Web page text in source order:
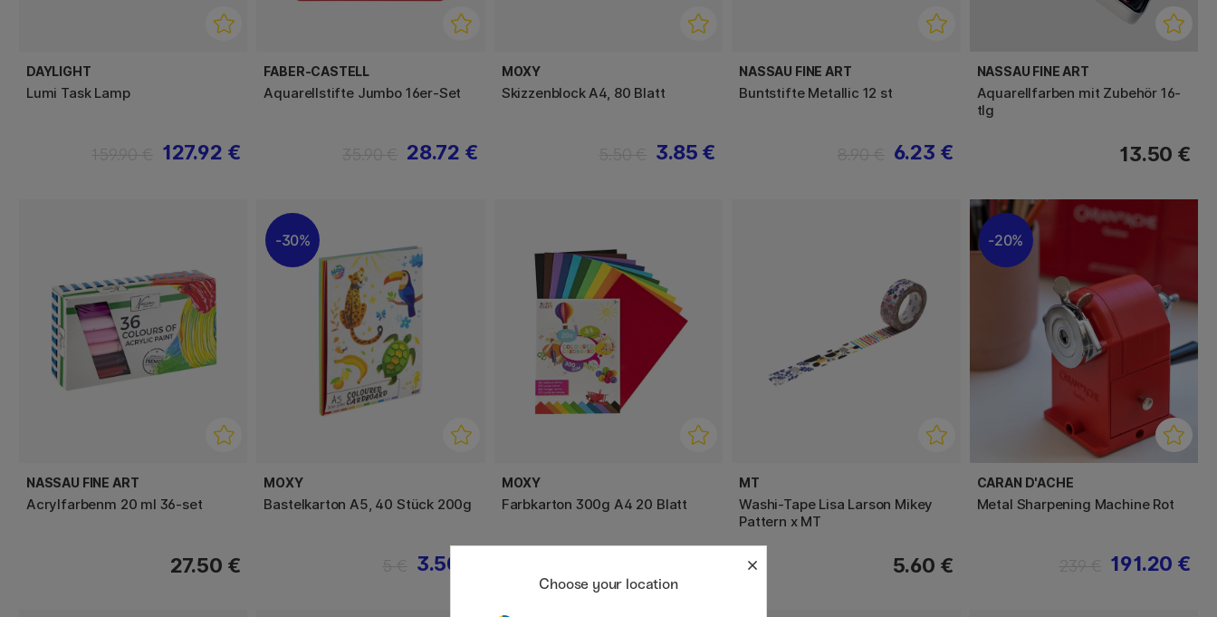
DAYLIGHT
Lumi Task Lamp
127.92 €
FABER-CASTELL
Aquarellstifte Jumbo 16er-Set
28.72 €
MOXY
Skizzenblock A4, 80 Blatt
3.85 €
NASSAU FINE ART
Buntstifte Metallic 12 st
6.23 €
NASSAU FINE ART
Aquarellfarben mit Zubehör 16-
tlg
13.50 €
NASSAU FINE ART
Acrylfarbenm 20 ml 36-set
27.50 €
30%
MOXY
Bastelkarton A5, 40 Stück 200g
3.50 €
MOXY
Farbkarton 300g A4 20 Blatt
MT
Washi-Tape Lisa Larson Mikey
Pattern x MT
5.60 €
20%
CARAN D'ACHE
Metal Sharpening Machine Rot
191.20 €
Choose your location